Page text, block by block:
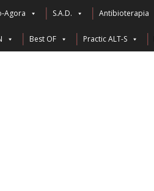
Agora S.A.D. Antibioterapia
Best OF Practic ALT-S